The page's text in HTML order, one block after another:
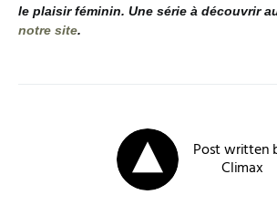
le plaisir féminin. Une série à découvrir
notre site​.
Post written
Climax